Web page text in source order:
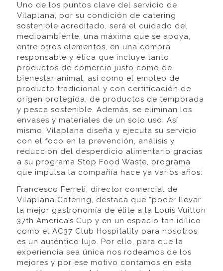
Uno de los puntos clave del servicio de
Vilaplana, por su condición de catering
sostenible acreditado, será el cuidado del
medioambiente, una máxima que se apoya,
entre otros elementos, en una compra
responsable y ética que incluye tanto
productos de comercio justo como de
bienestar animal, así como el empleo de
producto tradicional y con certificación de
origen protegida, de productos de temporada
y pesca sostenible. Además, se eliminan los
envases y materiales de un solo uso. Así
mismo, Vilaplana diseña y ejecuta su servicio
con el foco en la prevención, análisis y
reducción del desperdicio alimentario gracias
a su programa Stop Food Waste, programa
que impulsa la compañía hace ya varios años.
Francesco Ferreti, director comercial de
Vilaplana Catering, destaca que “poder llevar
la mejor gastronomía de élite a la Louis Vuitton
37th America’s Cup y en un espacio tan idílico
como el AC37 Club Hospitality para nosotros
es un auténtico lujo. Por ello, para que la
experiencia sea única nos rodeamos de los
mejores y por ese motivo contamos en esta